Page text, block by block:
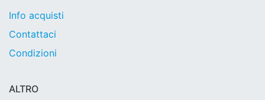
Info acquisti
Contattaci
Condizioni
ALTRO